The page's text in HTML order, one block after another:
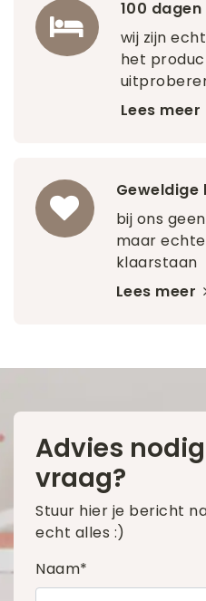
100
wij zijn
het
Lees meer
Geweldige
bij ons
maar
klaarstaan
Lees meer
Advies
vraag?
Stuur hier je bericht
echt alles :)
Naam*